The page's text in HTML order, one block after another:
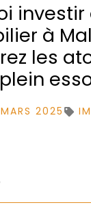
investir
à
les
2025